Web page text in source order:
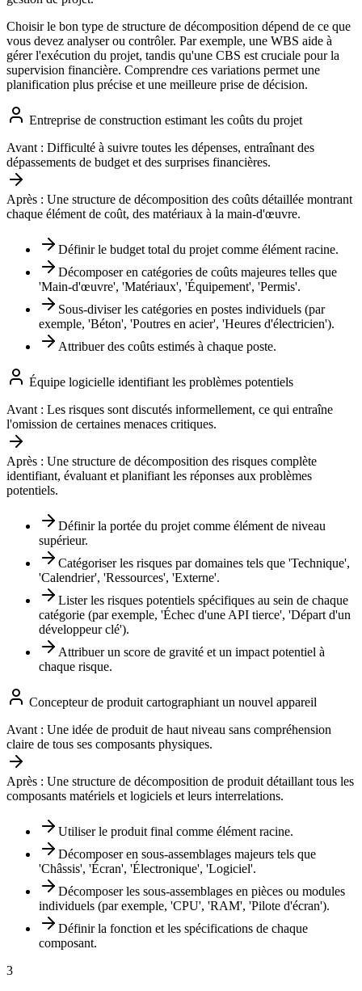
Choisir le bon type de structure de décomposition dépend de ce que
vous devez analyser ou contrôler. Par exemple, une WBS aide à
gérer l'exécution du projet, tandis qu'une CBS est cruciale pour la
supervision financière. Comprendre ces variations permet une
planification plus précise et une meilleure prise de décision.
Entreprise de construction estimant les coûts du projet
Avant : Difficulté à suivre toutes les dépenses, entraînant des
dépassements de budget et des surprises financières.
Après : Une structure de décomposition des coûts détaillée montrant
chaque élément de coût, des matériaux à la main-d'œuvre.
Définir le budget total du projet comme élément racine.
Décomposer en catégories de coûts majeures telles que
'Main-d'œuvre', 'Matériaux', 'Équipement', 'Permis'.
Sous-diviser les catégories en postes individuels (par
exemple, 'Béton', 'Poutres en acier', 'Heures d'électricien').
Attribuer des coûts estimés à chaque poste.
Équipe logicielle identifiant les problèmes potentiels
Avant : Les risques sont discutés informellement, ce qui entraîne
l'omission de certaines menaces critiques.
Après : Une structure de décomposition des risques complète
identifiant, évaluant et planifiant les réponses aux problèmes
potentiels.
Définir la portée du projet comme élément de niveau
supérieur.
Catégoriser les risques par domaines tels que 'Technique',
'Calendrier', 'Ressources', 'Externe'.
Lister les risques potentiels spécifiques au sein de chaque
catégorie (par exemple, 'Échec d'une API tierce', 'Départ d'un
développeur clé').
Attribuer un score de gravité et un impact potentiel à
chaque risque.
Concepteur de produit cartographiant un nouvel appareil
Avant : Une idée de produit de haut niveau sans compréhension
claire de tous ses composants physiques.
Après : Une structure de décomposition de produit détaillant tous les
composants matériels et logiciels et leurs interrelations.
Utiliser le produit final comme élément racine.
Décomposer en sous-assemblages majeurs tels que
'Châssis', 'Écran', 'Électronique', 'Logiciel'.
Décomposer les sous-assemblages en pièces ou modules
individuels (par exemple, 'CPU', 'RAM', 'Pilote d'écran').
Définir la fonction et les spécifications de chaque
composant.
3